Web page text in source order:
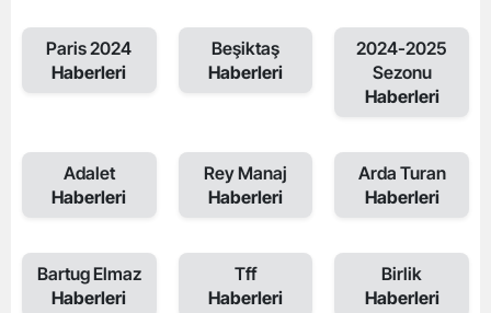
Paris 2024
Haberleri
Beşiktaş
Haberleri
2024-2025
Sezonu
Haberleri
Adalet
Haberleri
Rey Manaj
Haberleri
Arda Turan
Haberleri
Bartug Elmaz
Haberleri
Tff
Haberleri
Birlik
Haberleri